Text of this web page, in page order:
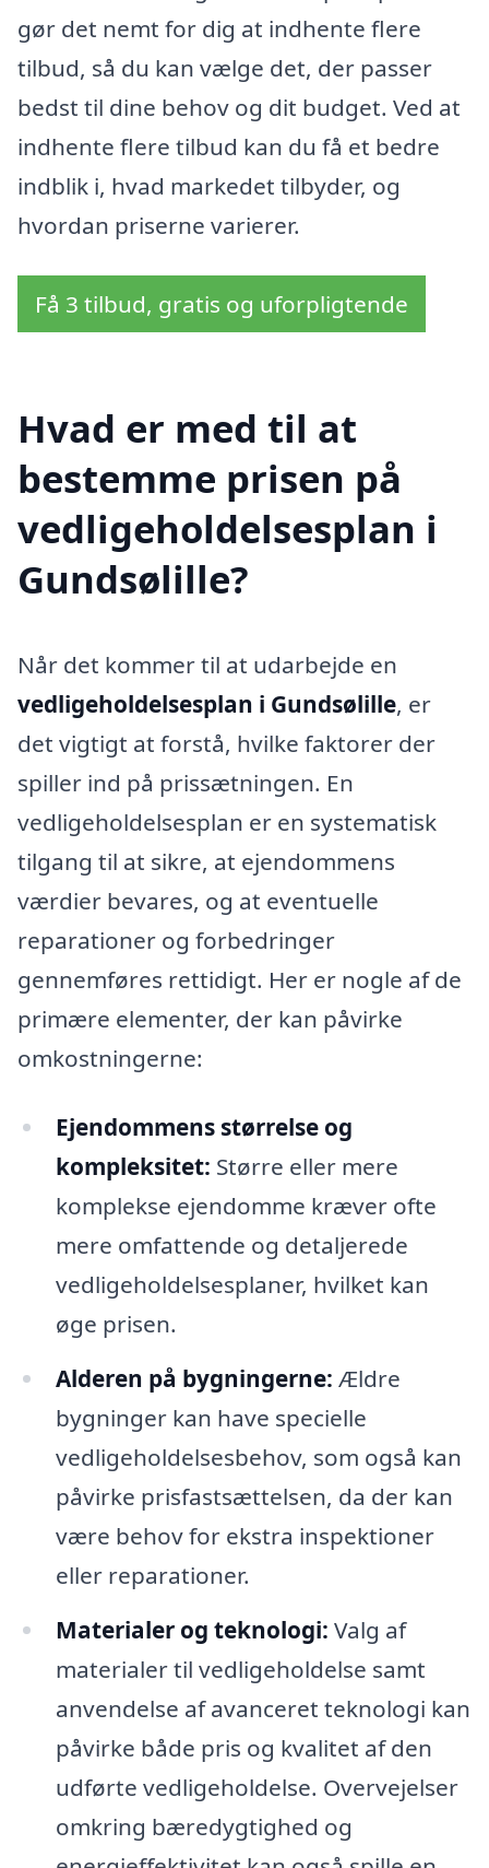
gør det nemt for dig at indhente flere
tilbud, så du kan vælge det, der passer
bedst til dine behov og dit budget. Ved at
indhente flere tilbud kan du få et bedre
indblik i, hvad markedet tilbyder, og
hvordan priserne varierer.
Få 3 tilbud, gratis og uforpligtende
Hvad er med til at
bestemme prisen på
vedligeholdelsesplan i
Gundsølille?
Når det kommer til at udarbejde en
vedligeholdelsesplan i Gundsølille, er
det vigtigt at forstå, hvilke faktorer der
spiller ind på prissætningen. En
vedligeholdelsesplan er en systematisk
tilgang til at sikre, at ejendommens
værdier bevares, og at eventuelle
reparationer og forbedringer
gennemføres rettidigt. Her er nogle af de
primære elementer, der kan påvirke
omkostningerne:
Ejendommens størrelse og
kompleksitet: Større eller mere
komplekse ejendomme kræver ofte
mere omfattende og detaljerede
vedligeholdelsesplaner, hvilket kan
øge prisen.
Alderen på bygningerne: Ældre
bygninger kan have specielle
vedligeholdelsesbehov, som også kan
påvirke prisfastsættelsen, da der kan
være behov for ekstra inspektioner
eller reparationer.
Materialer og teknologi: Valg af
materialer til vedligeholdelse samt
anvendelse af avanceret teknologi kan
påvirke både pris og kvalitet af den
udførte vedligeholdelse. Overvejelser
omkring bæredygtighed og